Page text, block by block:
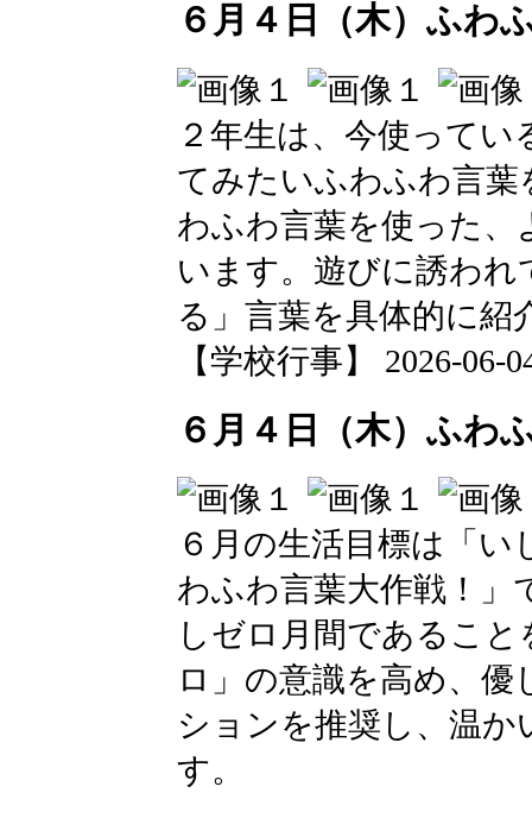
６月４日（木）ふわ
２年生は、今使って
てみたいふわふわ言
わふわ言葉を使った、
います。遊びに誘わ
る」言葉を具体的に紹
【学校行事】 2026-06-
６月４日（木）ふわ
６月の生活目標は「
わふわ言葉大作戦！」
しゼロ月間であるこ
ロ」の意識を高め、
ションを推奨し、温
す。